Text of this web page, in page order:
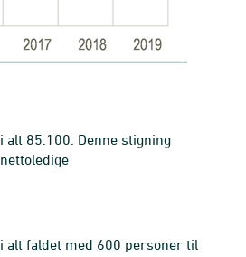
85.100. Denne stigning
alt faldet med 600 personer til